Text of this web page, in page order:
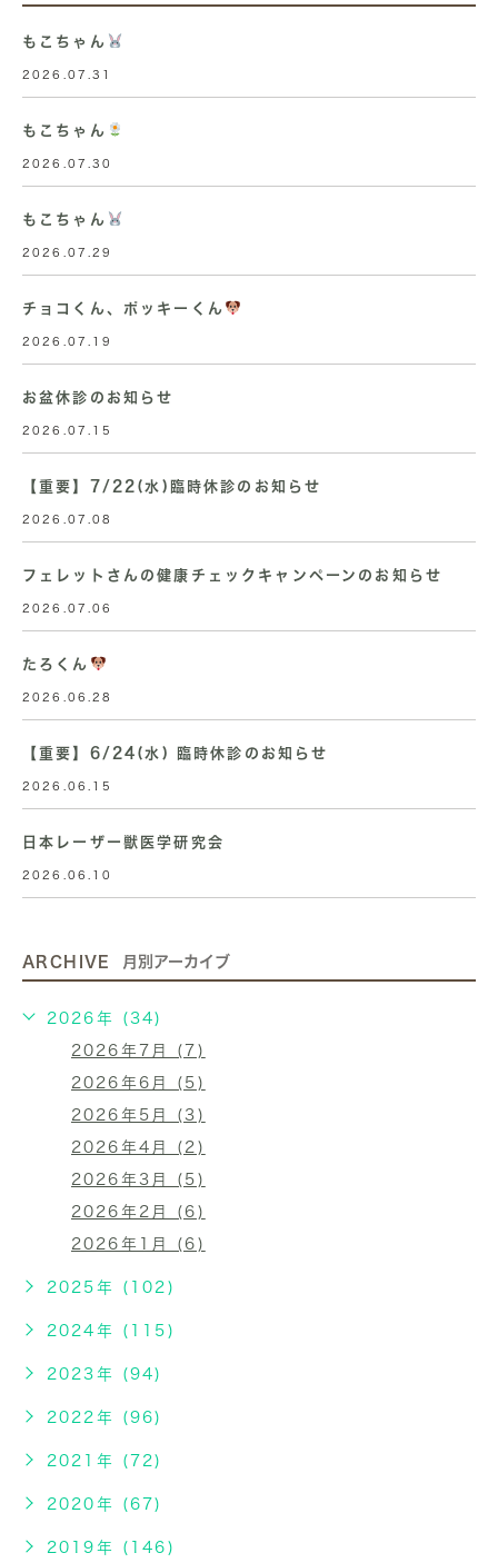
もこちゃん
2026.07.31
もこちゃん
2026.07.30
もこちゃん
2026.07.29
チョコくん、ポッキーくん
2026.07.19
お盆休診のお知らせ
2026.07.15
【重要】7/22(水)臨時休診のお知らせ
2026.07.08
フェレットさんの健康チェックキャンペーンのお知らせ
2026.07.06
たろくん
2026.06.28
【重要】6/24(水) 臨時休診のお知らせ
2026.06.15
日本レーザー獣医学研究会
2026.06.10
ARCHIVE 月別アーカイブ
2026年 (34)
2026年7月 (7)
2026年6月 (5)
2026年5月 (3)
2026年4月 (2)
2026年3月 (5)
2026年2月 (6)
2026年1月 (6)
2025年 (102)
2024年 (115)
2023年 (94)
2022年 (96)
2021年 (72)
2020年 (67)
2019年 (146)